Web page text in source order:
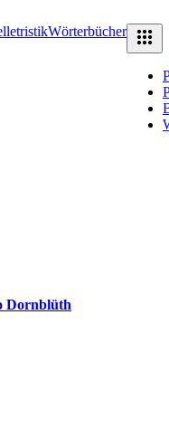
Wörterbücher
Dornblüth